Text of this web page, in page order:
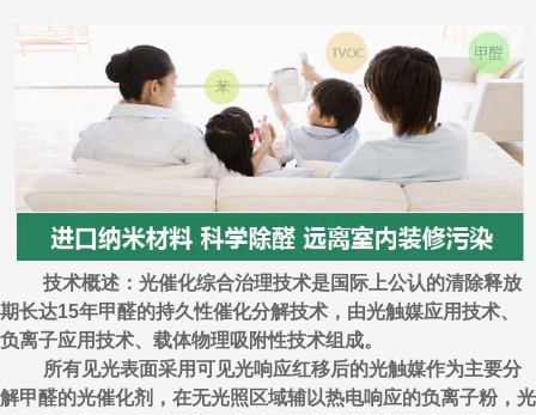
技术概述：光催化综合治理技术是国际上公认的清除释放
期长达15年甲醛的持久性催化分解技术，由光触媒应用技术、
负离子应用技术、载体物理吸附性技术组成。
所有见光表面采用可见光响应红移后的光触媒作为主要分
解甲醛的光催化剂，在无光照区域辅以热电响应的负离子粉，光